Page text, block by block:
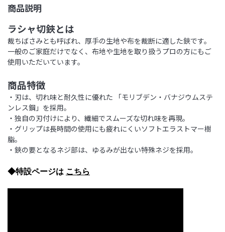
商品説明
ラシャ切鋏とは
裁ちばさみとも呼ばれ、厚手の生地や布を裁断に適した鋏です。
一般のご家庭だけでなく、布地や生地を取り扱うプロの方にもご
使用いただいています。
商品特徴
・刃は、切れ味と耐久性に優れた 「モリブデン・バナジウムステ
ンレス鋼」を採用。
・独自の刃付けにより、繊細でスムーズな切れ味を再現。
・グリップは長時間の使用にも疲れにくいソフトエラストマー樹
脂。
・鋏の要となるネジ部は、ゆるみが出ない特殊ネジを採用。
◆特設ページは こちら